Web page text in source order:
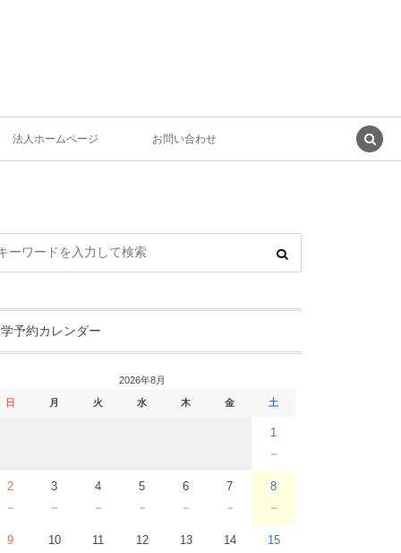
法人ホームページ お問い合わせ
予約カレンダー
2026年8月
日 月 火 水 木 金 土
1
－
2
－
3
－
4
－
5
－
6
－
7
－
8
－
9 10 11 12 13 14 15